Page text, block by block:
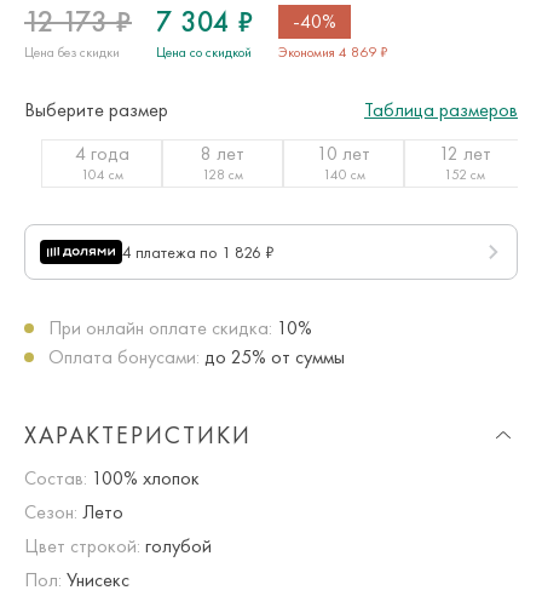
12 173 ₽
Цена без скидки
7 304 ₽
Цена со скидкой
-40%
Экономия 4 869 ₽
Выберите размер
Таблица размеров
4 года
104 см
8 лет
128 см
10 лет
140 см
12 лет
152 см
4 платежа по 1 826 ₽
При онлайн оплате скидка: 10%
Оплата бонусами: до 25% от суммы
ХАРАКТЕРИСТИКИ
Состав: 100% хлопок
Сезон: Лето
Цвет строкой: голубой
Пол: Унисекс